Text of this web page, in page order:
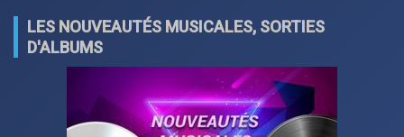
LES NOUVEAUTÉS MUSICALES, SORTIES
D'ALBUMS